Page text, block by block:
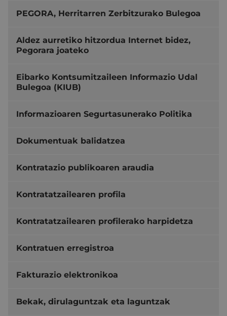
PEGORA, Herritarren Zerbitzurako Bulegoa
Aldez aurretiko hitzordua Internet bidez,
Pegorara joateko
Eibarko Kontsumitzaileen Informazio Udal
Bulegoa (KIUB)
Informazioaren Segurtasunerako Politika
Dokumentuak balidatzea
Kontratazio publikoaren araudia
Kontratatzailearen profila
Kontratatzailearen profilerako harpidetza
Kontratuen erregistroa
Fakturazio elektronikoa
Bekak, dirulaguntzak eta laguntzak